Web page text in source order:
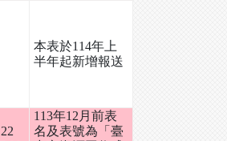
本表於114年上
半年起新增報送
22
113年12月前表
名及表號為「臺